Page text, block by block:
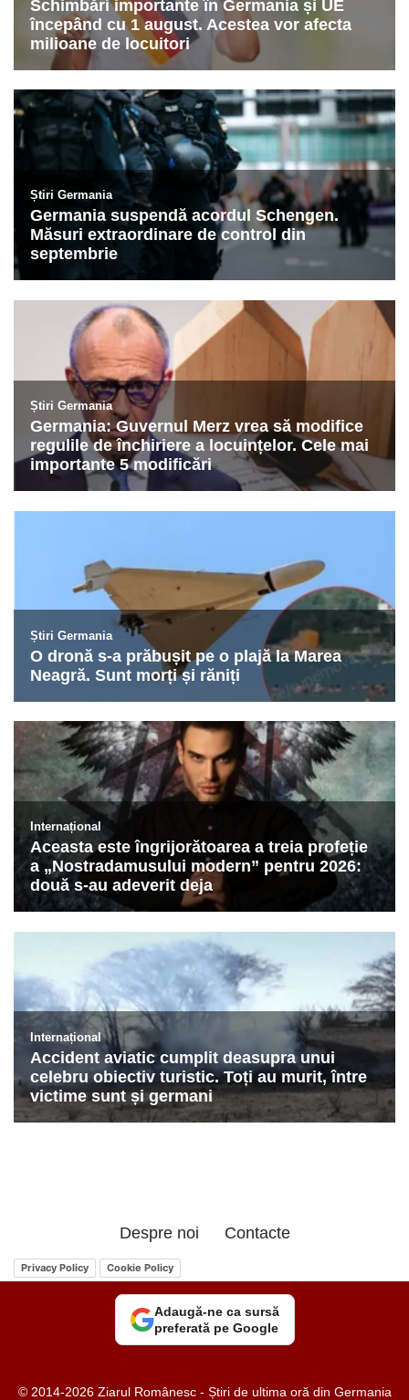
Despre noi Contacte
Privacy Policy Cookie Policy
Adaugă-ne ca sursă
preferată pe Google
© 2014-2026 Ziarul Românesc - Știri de ultima oră din Germania